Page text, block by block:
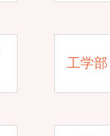
工学